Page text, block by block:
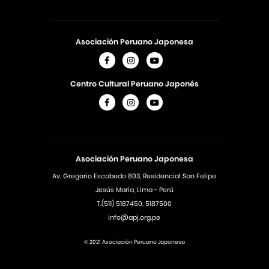
Asociación Peruano Japonesa
Av. Gregorio Escobedo 803, Residencial San Felipe
Jesús Maria, Lima - Perú
T.(511) 5187450, 5187500
info@apj.org.pe
Asociación Peruano Japonesa
Centro Cultural Peruano Japonés
© 2021 Asociación Peruano Japonesa